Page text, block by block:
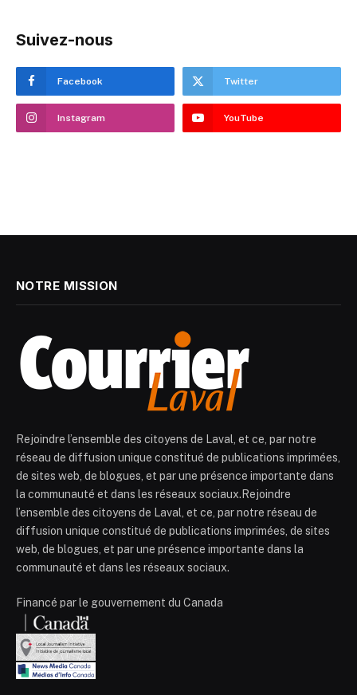
Suivez-nous
Facebook Twitter
Instagram YouTube
NOTRE MISSION
Rejoindre l’ensemble des citoyens de Laval, et ce, par notre
réseau de diffusion unique constitué de publications imprimées,
de sites web, de blogues, et par une présence importante dans
la communauté et dans les réseaux sociaux.Rejoindre
l’ensemble des citoyens de Laval, et ce, par notre réseau de
diffusion unique constitué de publications imprimées, de sites
web, de blogues, et par une présence importante dans la
communauté et dans les réseaux sociaux.
Financé par le gouvernement du Canada